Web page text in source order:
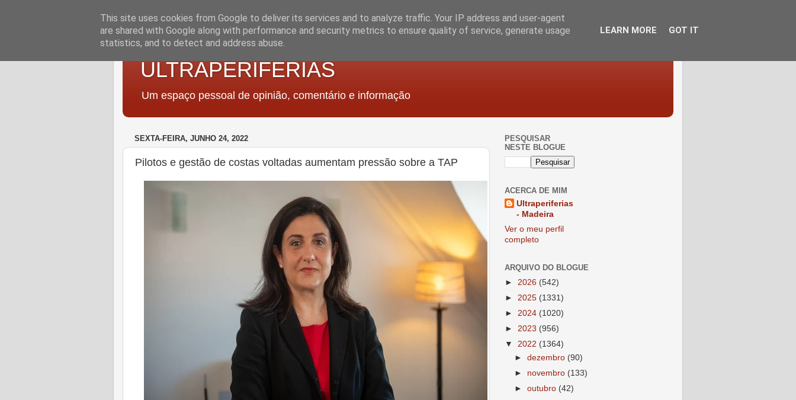
ULTRAPERIFERIAS
Um espaço pessoal de opinião, comentário e informação
SEXTA-FEIRA, JUNHO 24, 2022
Pilotos e gestão de costas voltadas aumentam pressão sobre a TAP
PESQUISAR
NESTE BLOGUE
ACERCA DE MIM
Ultraperiferias
- Madeira
Ver o meu perfil
completo
ARQUIVO DO BLOGUE
► 2026 (542)
► 2025 (1331)
► 2024 (1020)
► 2023 (956)
▼ 2022 (1364)
►dezembro (90)
► novembro (133)
►outubro (42)
This site uses cookies from Google to deliver its services and to analyze traffic. Your IP address and user-agent
are shared with Google along with performance and security metrics to ensure quality of service, generate usage
statistics, and to detect and address abuse.
LEARN MORE GOT IT